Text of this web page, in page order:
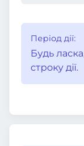
Період дії:
Будь
строку дії.